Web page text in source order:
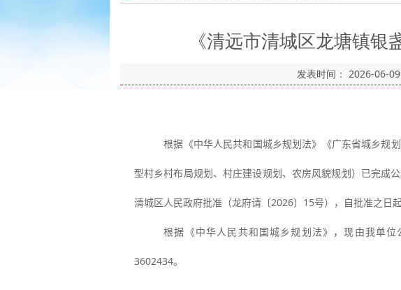
《清远市清城区龙塘镇
发表时间： 2026-06-
根据《中华人民共和国城乡规划法》《广东省城乡规
型村乡村布局规划、村庄建设规划、农房风貌规划）已完成
清城区人民政府批准（龙府请〔2026〕 15号），自批准之日起
根据《中华人民共和国城乡规划法》，现由我单
3602434。